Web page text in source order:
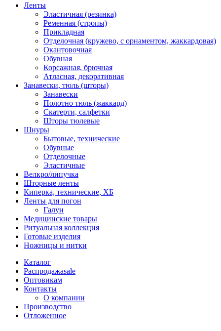
Ленты
Эластичная (резинка)
Ременная (стропы)
Прикладная
Отделочная (кружево, с орнаментом, жаккардовая)
Окантовочная
Обувная
Корсажная, брючная
Атласная, декоративная
Занавески, тюль (шторы)
Занавески
Полотно тюль (жаккард)
Скатерти, салфетки
Шторы тюлевые
Шнуры
Бытовые, технические
Обувные
Отделочные
Эластичные
Велкро/липучка
Шторные ленты
Киперка, технические, ХБ
Ленты для погон
Галун
Медицинские товары
Ритуальная коллекция
Готовые изделия
Ножницы и нитки
Каталог
Распродажаsale
Оптовикам
Контакты
О компании
Производство
Отложенное